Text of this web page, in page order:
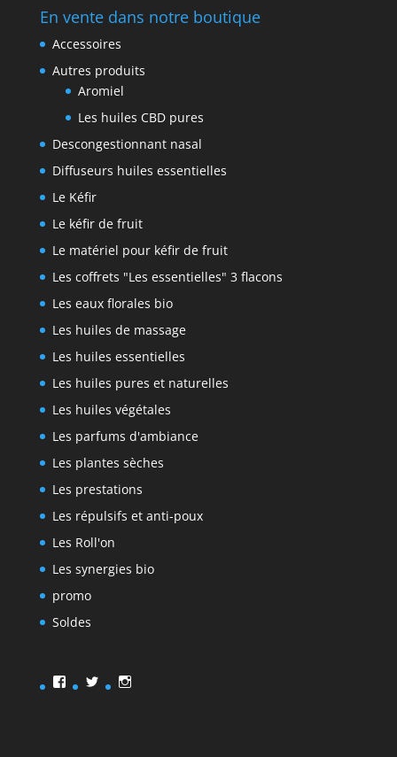
En vente dans notre boutique
Accessoires
Autres produits
Aromiel
Les huiles CBD pures
Descongestionnant nasal
Diffuseurs huiles essentielles
Le Kéfir
Le kéfir de fruit
Le matériel pour kéfir de fruit
Les coffrets "Les essentielles" 3 flacons
Les eaux florales bio
Les huiles de massage
Les huiles essentielles
Les huiles pures et naturelles
Les huiles végétales
Les parfums d'ambiance
Les plantes sèches
Les prestations
Les répulsifs et anti-poux
Les Roll'on
Les synergies bio
promo
Soldes
Facebook
TwitterInstagram